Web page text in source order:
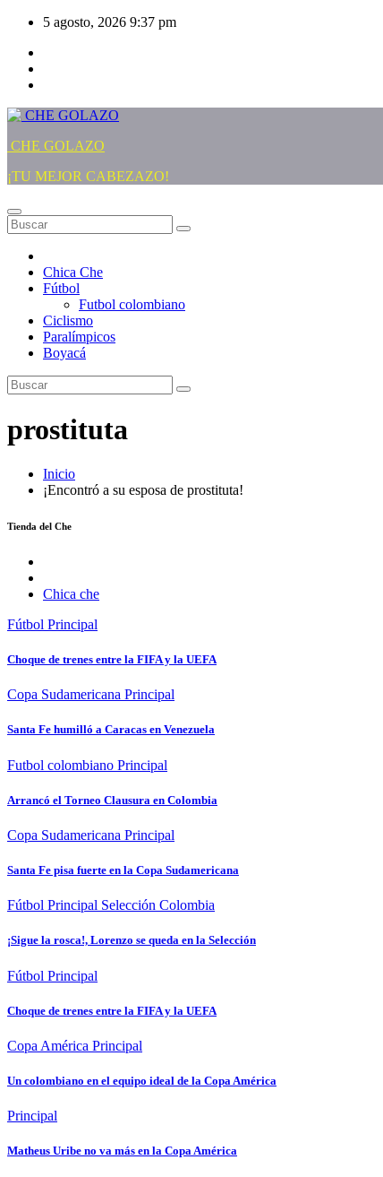
Saltar
contenido
5 agosto, 2026 9:37 pm
CHE GOLAZO
¡TU MEJOR CABEZAZO!
Chica Che
Fútbol
Futbol colombiano
Ciclismo
Paralímpicos
Boyacá
prostituta
Inicio
¡Encontró a su esposa de prostituta!
Tienda del Che
Chica che
Fútbol Principal
Choque de trenes entre la FIFA y la UEFA
Copa Sudamericana Principal
Santa Fe humilló a Caracas en Venezuela
Futbol colombiano Principal
Arrancó el Torneo Clausura en Colombia
Copa Sudamericana Principal
Santa Fe pisa fuerte en la Copa Sudamericana
Fútbol Principal Selección Colombia
¡Sigue la rosca!, Lorenzo se queda en la Selección
Fútbol Principal
Choque de trenes entre la FIFA y la UEFA
Copa América Principal
Un colombiano en el equipo ideal de la Copa América
Principal
Matheus Uribe no va más en la Copa América